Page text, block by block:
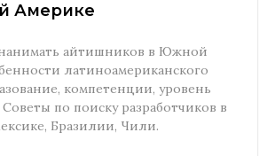
Америке
нанимать айтишников в Южной
латиноамериканского
компетенции, уровень
по поиску разработчиков в
Бразилии, Чили.